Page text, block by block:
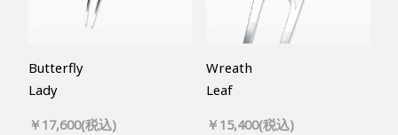
Butterfly
Lady
￥17,600(税込)
Wreath
Leaf
￥15,400(税込)